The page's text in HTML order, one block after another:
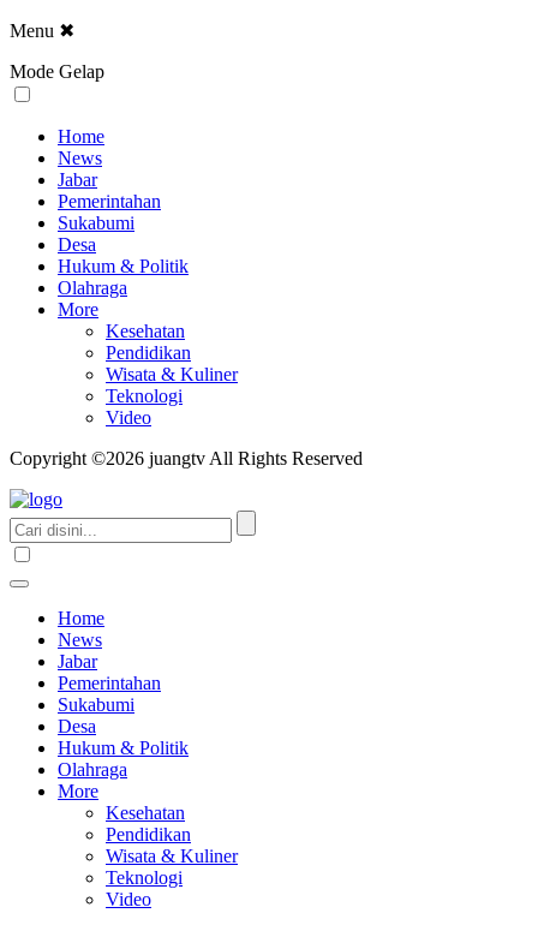
Menu ✖
Mode Gelap
Home
News
Jabar
Pemerintahan
Sukabumi
Desa
Hukum & Politik
Olahraga
More
Kesehatan
Pendidikan
Wisata & Kuliner
Teknologi
Video
Copyright ©2026 juangtv All Rights Reserved
Home
News
Jabar
Pemerintahan
Sukabumi
Desa
Hukum & Politik
Olahraga
More
Kesehatan
Pendidikan
Wisata & Kuliner
Teknologi
Video